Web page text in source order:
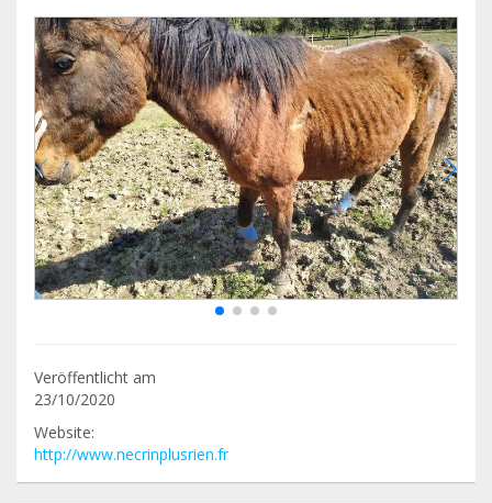
Veröffentlicht am
23/10/2020
Website:
http://www.necrinplusrien.fr